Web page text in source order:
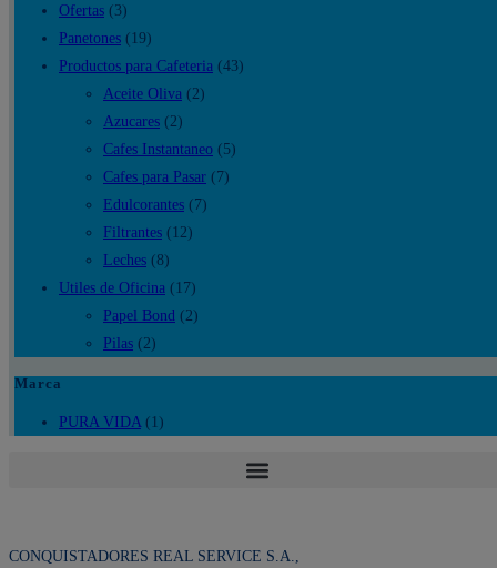
Ofertas (3)
Panetones (19)
Productos para Cafeteria (43)
Aceite Oliva (2)
Azucares (2)
Cafes Instantaneo (5)
Cafes para Pasar (7)
Edulcorantes (7)
Filtrantes (12)
Leches (8)
Utiles de Oficina (17)
Papel Bond (2)
Pilas (2)
Marca
PURA VIDA (1)
CONQUISTADORES REAL SERVICE S.A.,